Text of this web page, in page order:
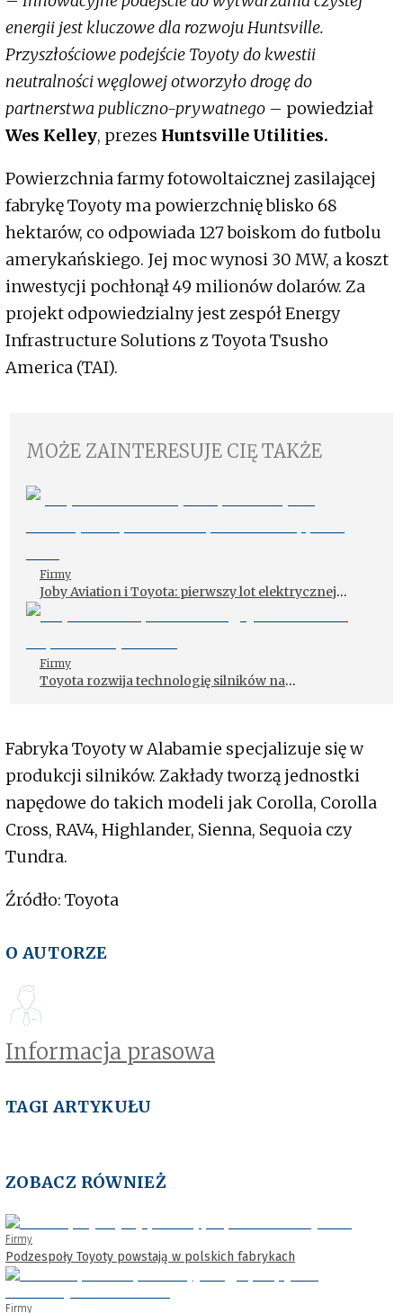
energii jest kluczowe dla rozwoju Huntsville.
Przyszłościowe podejście Toyoty do kwestii
neutralności węglowej otworzyło drogę do
partnerstwa publiczno-prywatnego – powiedział
Wes Kelley, prezes Huntsville Utilities.
Powierzchnia farmy fotowoltaicznej zasilającej
fabrykę Toyoty ma powierzchnię blisko 68
hektarów, co odpowiada 127 boiskom do futbolu
amerykańskiego. Jej moc wynosi 30 MW, a koszt
inwestycji pochłonął 49 milionów dolarów. Za
projekt odpowiedzialny jest zespół Energy
Infrastructure Solutions z Toyota Tsusho
America (TAI).
MOŻE ZAINTERESUJE CIĘ TAKŻE
Firmy
Joby Aviation i Toyota: pierwszy lot elektrycznej
taksówki powietrznej poza USA
Firmy
Toyota rozwija technologię silników na
Fabryka Toyoty w Alabamie specjalizuje się w
produkcji silników. Zakłady tworzą jednostki
napędowe do takich modeli jak Corolla, Corolla
Cross, RAV4, Highlander, Sienna, Sequoia czy
Tundra.
Źródło: Toyota
O AUTORZE
Informacja prasowa
TAGI ARTYKUŁU
ZOBACZ RÓWNIEŻ
Firmy
Podzespoły Toyoty powstają w polskich fabrykach
Firmy